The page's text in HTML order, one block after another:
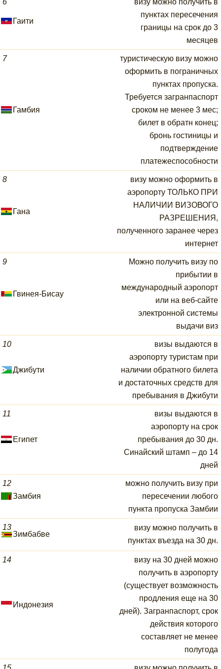
6
Гаити
визу можно получить в
пунктах пересечения
границы на срок до 3
месяцев
7
Гамбия
туристическую визу можно
оформить в пограничных
пунктах пропуска.
Требуется загранпаспорт
сроком не менее 3 мес;
билет в обратн конец;
бронь гостиницы и
подтверждение
платежеспособности
8
Гана
визу можно оформить в
аэропорту ТОЛЬКО ПРИ
НАЛИЧИИ ВИЗОВОГО
РАЗРЕШЕНИЯ,
полученного заранее через
интернет
9
Гвинея-Бисау
Можно получить визу по
прибытии в
международный аэропорт
или на веб-сайте
электронной системы
выдачи виз
10
Джибути
визы выдаются в
аэропорту туристам при
наличии обратного билета
и достаточных средств для
пребывания в Джибути
11
Египет
визы выдаются в
аэропорту на срок
пребывания до 30 дн.
Синайский штамп – до 14
дней
12
Замбия
можно получить визу при
пересечении любого
пункта пропуска Замбии
13
Зимбабве
визу можно получить в
пунктах въезда на 30 дн.
14
Индонезия
визу на 30 дней можно
получить в аэропорту
(существует возможность
продления еще на 30
дней). Загранпаспорт, срок
действия которого
составляет не менее
полугода